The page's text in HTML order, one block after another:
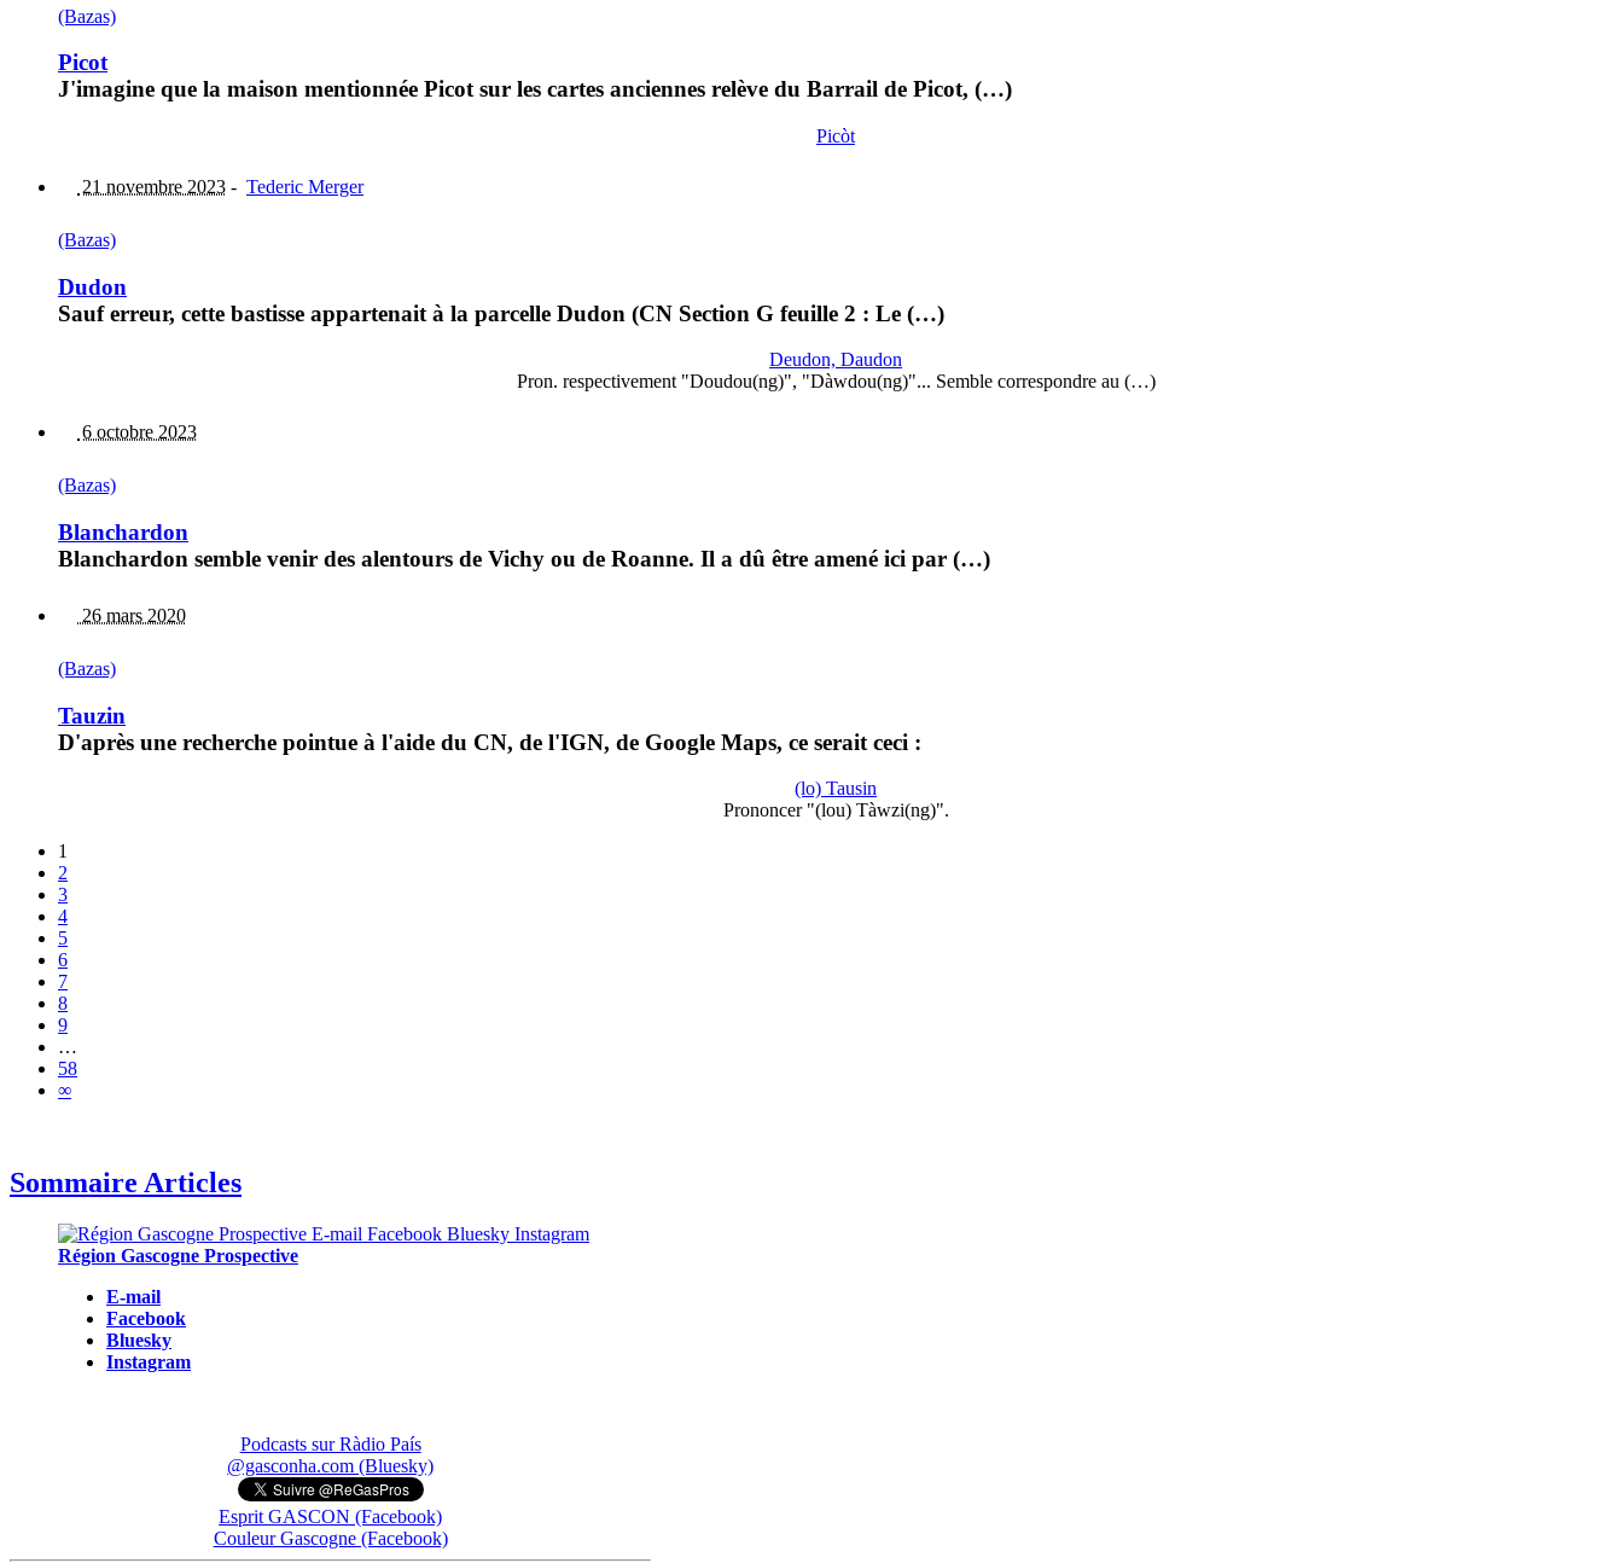
(Bazas)
Picot
J'imagine que la maison mentionnée Picot sur les cartes anciennes relève du Barrail de Picot, (…)
Picòt
21 novembre 2023 - Tederic Merger
(Bazas)
Dudon
Sauf erreur, cette bastisse appartenait à la parcelle Dudon (CN Section G feuille 2 : Le (…)
Deudon, Daudon
Pron. respectivement "Doudou(ng)", "Dàwdou(ng)"... Semble correspondre au (…)
6 octobre 2023
(Bazas)
Blanchardon
Blanchardon semble venir des alentours de Vichy ou de Roanne. Il a dû être amené ici par (…)
26 mars 2020
(Bazas)
Tauzin
D'après une recherche pointue à l'aide du CN, de l'IGN, de Google Maps, ce serait ceci :
(lo) Tausin
Prononcer "(lou) Tàwzi(ng)".
1
2
3
4
5
6
7
8
9
…
58
∞
Sommaire Articles
Région Gascogne Prospective
E-mail
Facebook
Bluesky
Instagram
Podcasts sur Ràdio País
@gasconha.com (Bluesky)
Esprit GASCON (Facebook)
Couleur Gascogne (Facebook)